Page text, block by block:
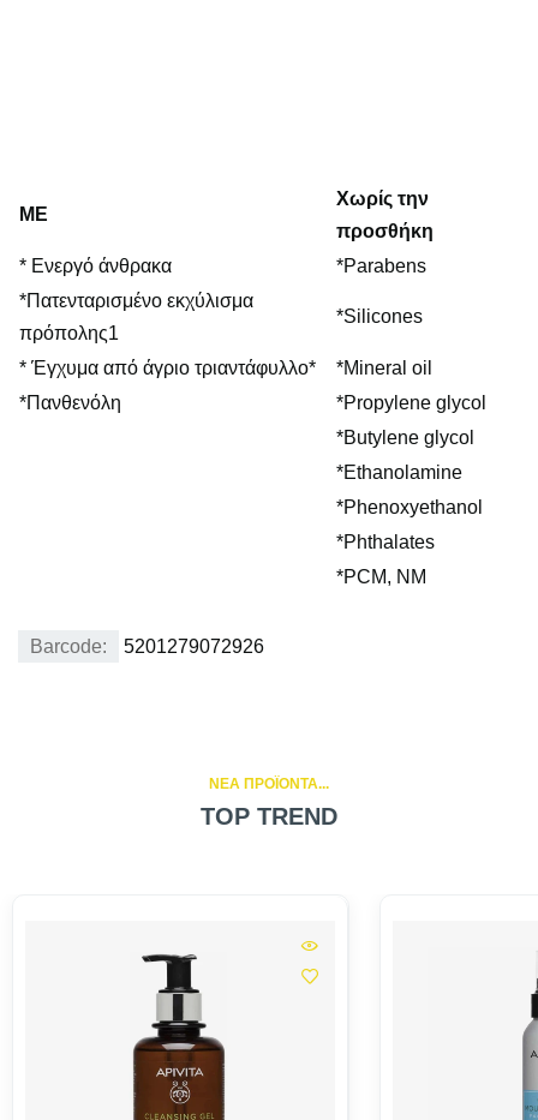
ΜΕ
Χωρίς την
προσθήκη
* Ενεργό άνθρακα *Parabens
*Πατενταρισμένο εκχύλισμα
πρόπολης1
*Silicones
* Έγχυμα από άγριο τριαντάφυλλο* *Mineral oil
*Πανθενόλη *Propylene glycol
*Butylene glycol
*Ethanolamine
*Phenoxyethanol
*Phthalates
*PCM, NM
Barcode: 5201279072926
NEA ΠΡΟΪΟΝΤΑ...
TOP TREND